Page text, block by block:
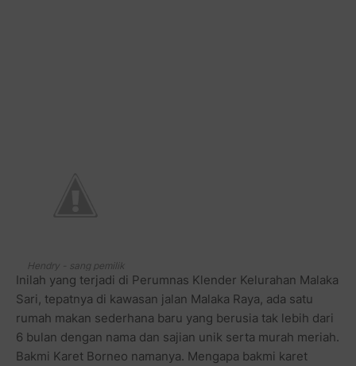
Hendry - sang pemilik
Inilah yang terjadi di Perumnas Klender Kelurahan Malaka
Sari, tepatnya di kawasan jalan Malaka Raya, ada satu
rumah makan sederhana baru yang berusia tak lebih dari
6 bulan dengan nama dan sajian unik serta murah meriah.
Bakmi Karet Borneo namanya. Mengapa bakmi karet